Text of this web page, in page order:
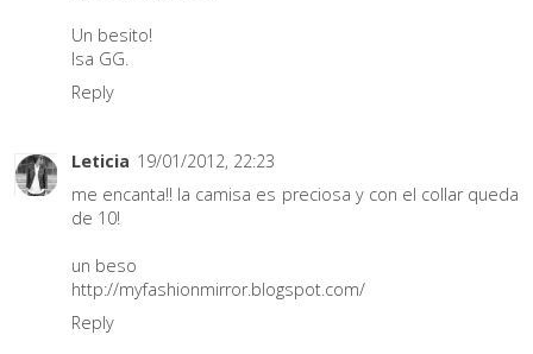
Un besito!
Isa GG.
Reply
Leticia 19/01/2012, 22:23
me encanta!! la camisa es preciosa y con el collar queda
de 10!
un beso
http://myfashionmirror.blogspot.com/
Reply